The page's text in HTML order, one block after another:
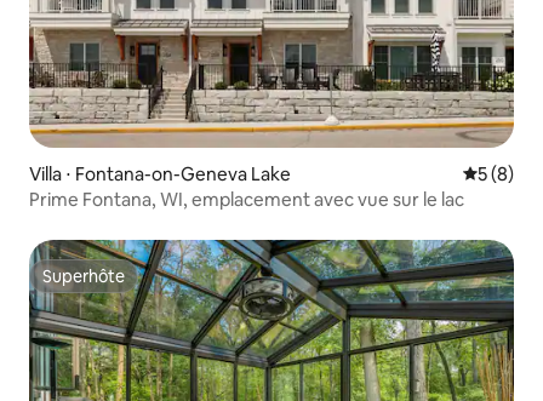
Villa ⋅ Fontana-on-Geneva Lake
5 (8)
Prime Fontana, WI, emplacement avec vue sur le lac
Superhôte
Superhôte